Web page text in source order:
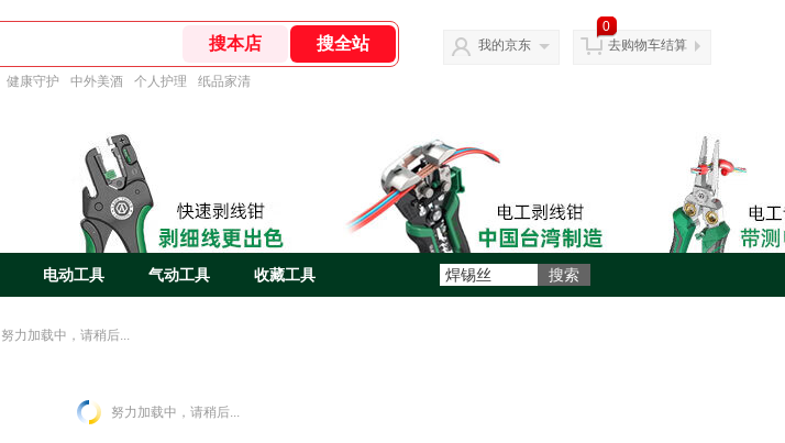
健康守护 中外美酒 个人护理 纸品家清
我的京东
0
去购物车结算
电动工具 气动工具 收藏工具
努力加载中，请稍后...
努力加载中，请稍后...